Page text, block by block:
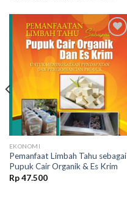
Add to
wishlist
EKONOMI
Pemanfaat Limbah Tahu sebagai
Pupuk Cair Organik & Es Krim
Rp47.500